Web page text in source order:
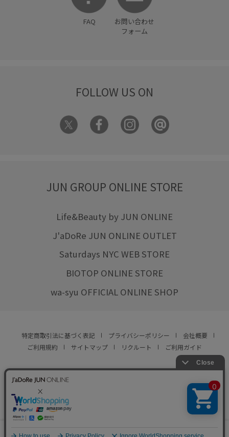
0
FAQ
お問い合わせ
フォーム
FOLLOW US ON
JUN GROUP ONLINE STORE
Life&Beauty by JUN ONLINE
J'aDoRe JUN ONLINE OUTLET
Saturdays NYC WEB STORE
BIOTOP ONLINE STORE
wa-syu OFFICIAL ONLINE SHOP
特定商取引法に基づく表記 プライバシーポリシー
会社概要
ご利用規約
サイトマップ リクルート ご利用ガイド
© JUN CO.,LTD. ALL RIGHTS RESERVED.